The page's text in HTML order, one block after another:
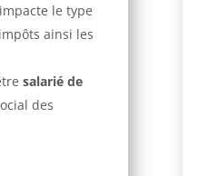
impacte le type
ainsi les
salarié de
des